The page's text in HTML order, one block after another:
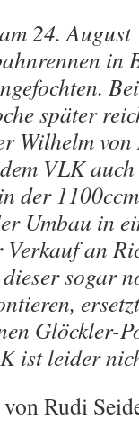
24.
in
später
Wilhelm
VLK
der
Umbau in
an
sogar
Glöckler-
ist leider
Rudi